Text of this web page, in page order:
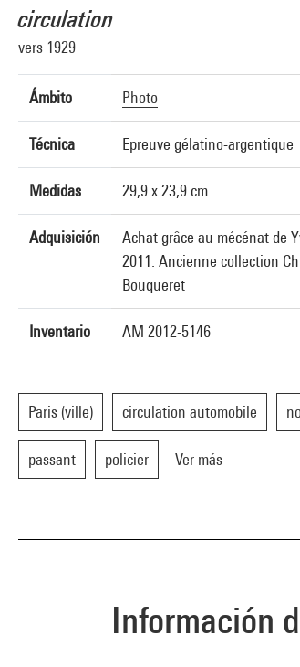
circulation
vers 1929
Ámbito Photo
Técnica Epreuve gélatino-argentique
Medidas 29,9 x 23,9 cm
Adquisición
Achat grâce au mécénat de
2011. Ancienne collection
Bouqueret
Inventario AM 2012-5146
Paris (ville) circulation automobile
passant policier Ver más
Información